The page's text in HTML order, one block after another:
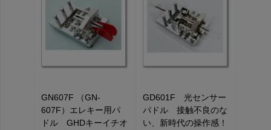
GN607F （GN-
607F）エレキー用パ
ドル GHDキーイチオ
GD601F 光センサー
パドル 接触不良のな
い、新時代の操作感！